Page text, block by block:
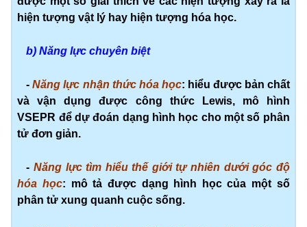
hiện tượng vật lý hay hiện tượng hóa học.
b) Năng lực chuyên biệt
-Năng lực nhận thức hóa học: hiểu được bản chất
và vận dụng được công thức Lewis, mô hình
VSEPR để dự đoán dạng hình học cho một số phân
tử đơn giản.
- Năng lực tìm hiểu thế giới tự nhiên dưới góc độ
hóa học: mô tả được dạng hình học của một số
phân tử xung quanh cuộc sống.